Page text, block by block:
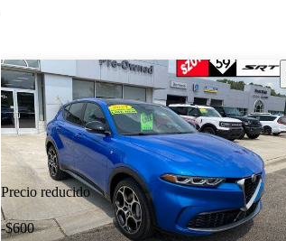
Precio reducido
-$600